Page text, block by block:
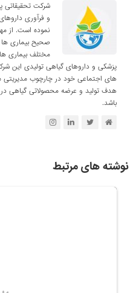
و فرآوری
نموده است. از
صحیح بیماری ها
مختلف بیماری
پزشکی و داروهای گیاهی تولیدی
های اجتماعی خود در چارچوب مدیریتی
هدف تولید و عرضه محصولاتی گیاهی
باشد.
نوشته های مرتبط